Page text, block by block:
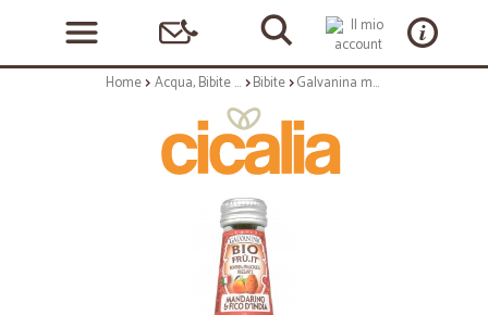
Home Acqua, Bibite e Alcolici Bibite Galvanina mandarino e fico d'India bio ml.355 vap